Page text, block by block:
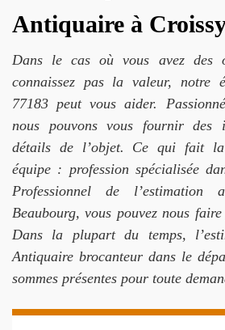
Antiquaire à
Dans le cas où vous avez des
connaissez pas la valeur, notre
77183 peut vous aider.
nous pouvons vous fournir des
détails de l’objet. Ce qui fait
équipe : profession spécialisée
Professionnel de l’estimation
Beaubourg, vous pouvez nous
Dans la plupart du temps,
Antiquaire brocanteur dans le
sommes présentes pour toute